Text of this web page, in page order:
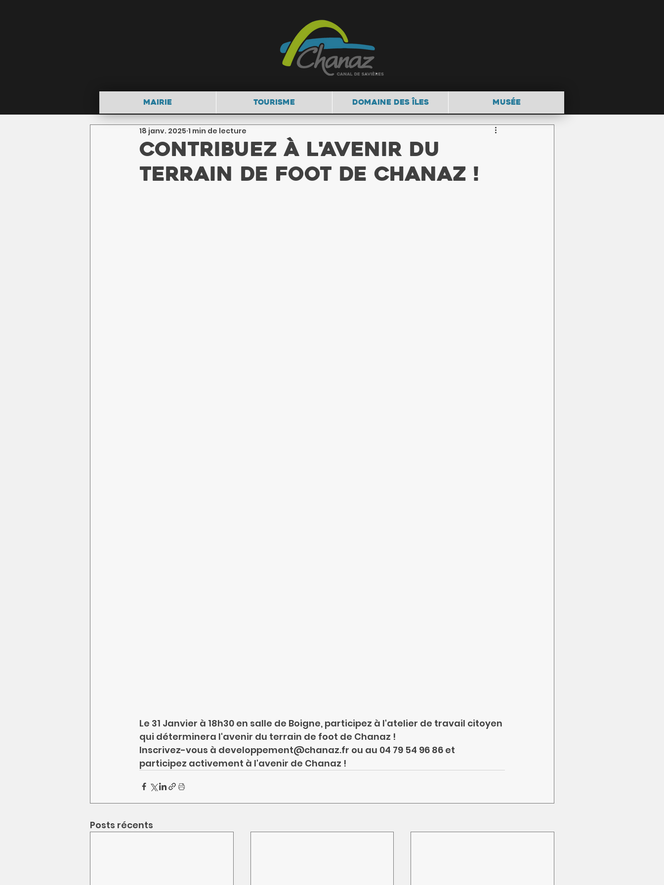
Mairie TOURISME DOMAINE DES ÎLES MUSÉE
Contribuez à l'avenir du
terrain de foot de Chanaz !
18 janv. 2025 1 min de lecture
Le 31 Janvier à 18h30 en salle de Boigne, participez à l'atelier de travail citoyen
qui déterminera l'avenir du terrain de foot de Chanaz !
Inscrivez-vous à developpement@chanaz.fr ou au 04 79 54 96 86 et
participez activement à l'avenir de Chanaz !
Posts récents